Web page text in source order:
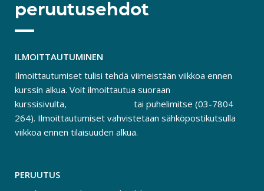
peruutusehdot
ILMOITTAUTUMINEN
Ilmoittautumiset tulisi tehdä viimeistään viikkoa ennen
kurssin alkua. Voit ilmoittautua suoraan
kurssisivulta,
tai puhelimitse (03-7804
264). Ilmoittautumiset vahvistetaan sähköpostikutsulla
viikkoa ennen tilaisuuden alkua.
PERUUTUS